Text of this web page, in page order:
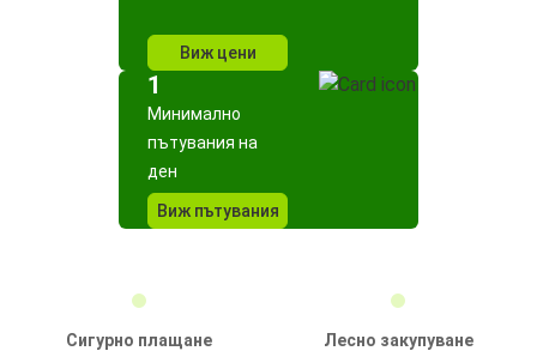
Виж цени
1
Минимално
пътувания на
ден
Виж пътувания
Сигурно плащане
Лесно закупуване